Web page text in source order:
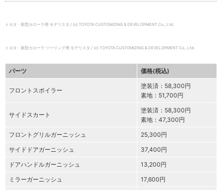
トヨタ・新型カローラ用 モデリスタ / (c) TOYOTA CUSTOMIZING & DEVELOPMENT Co., Ltd.
トヨタ・新型カローラ ツーリング用 モデリスタ / (c) TOYOTA CUSTOMIZING & DEVELOPMENT Co., Ltd.
パーツ 価格(税込)
フロントスポイラー
塗装済：58,300円
素地：51,700円
サイドスカート
塗装済：58,300円
素地：47,300円
フロントグリルガーニッシュ
25,300円
サイドドアガーニッシュ
37,400円
ドアハンドルガーニッシュ
13,200円
ミラーガーニッシュ
17,600円